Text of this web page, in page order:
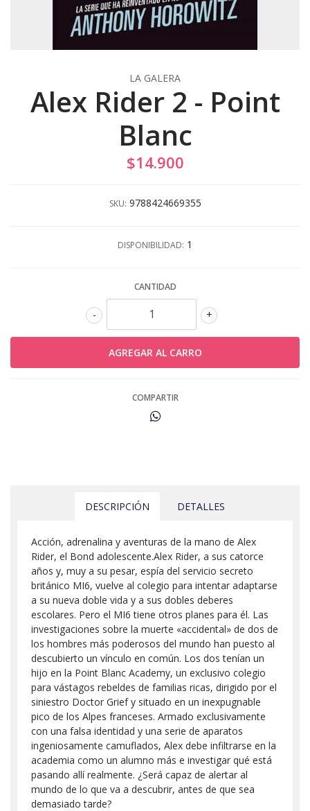
LA GALERA
Alex Rider 2 - Point
Blanc
$14.900
SKU: 9788424669355
DISPONIBILIDAD: 1
CANTIDAD
+
-
COMPARTIR
DESCRIPCIÓN DETALLES
Acción, adrenalina y aventuras de la mano de Alex
Rider, el Bond adolescente.Alex Rider, a sus catorce
años y, muy a su pesar, espía del servicio secreto
británico MI6, vuelve al colegio para intentar adaptarse
a su nueva doble vida y a sus dobles deberes
escolares. Pero el MI6 tiene otros planes para él. Las
investigaciones sobre la muerte «accidental» de dos de
los hombres más poderosos del mundo han puesto al
descubierto un vínculo en común. Los dos tenían un
hijo en la Point Blanc Academy, un exclusivo colegio
para vástagos rebeldes de familias ricas, dirigido por el
siniestro Doctor Grief y situado en un inexpugnable
pico de los Alpes franceses. Armado exclusivamente
con una falsa identidad y una serie de aparatos
ingeniosamente camuflados, Alex debe infiltrarse en la
academia como un alumno más e investigar qué está
pasando allí realmente. ¿Será capaz de alertar al
mundo de lo que va a descubrir, antes de que sea
demasiado tarde?